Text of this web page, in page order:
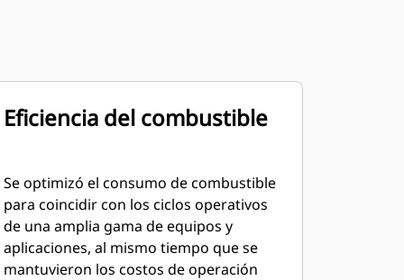
Eficiencia del combustible
Se optimizó el consumo de combustible
para coincidir con los ciclos operativos
de una amplia gama de equipos y
aplicaciones, al mismo tiempo que se
mantuvieron los costos de operación